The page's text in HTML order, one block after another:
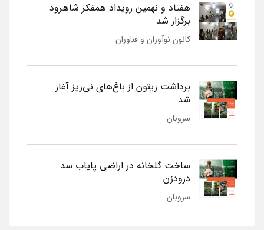
هفتاد و نهمین رویداد همفکر شاهرود
برگزار شد
کانون نوآوران و فناوران
برداشت زیتون از باغ‌های نی‌ریز آغاز
شد
سروبان
ساخت گلخانه در اراضی پایاب سد
درودزن
سروبان